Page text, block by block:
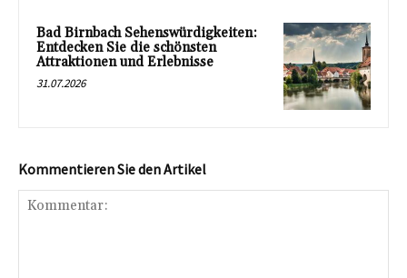
Bad Birnbach Sehenswürdigkeiten:
Entdecken Sie die schönsten
Attraktionen und Erlebnisse
31.07.2026
Kommentieren Sie den Artikel